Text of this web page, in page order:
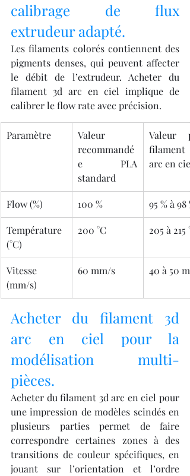
calibrage de flux
extrudeur adapté.
Les filaments colorés contiennent des
pigments denses, qui peuvent affecter
le débit de l’extrudeur. Acheter du
filament 3d arc en ciel implique de
calibrer le flow rate avec précision.
Paramètre
Valeur
recommandé
e PLA
standard
Valeur
filament
arc en ciel
Flow (%) 100 % 95 % à 98 %
Température
(°C)
200 °C 205 à 215
Vitesse
(mm/s)
60 mm/s 40 à 50
Acheter du filament 3d
arc en ciel pour la
modélisation multi-
pièces.
Acheter du filament 3d arc en ciel pour
une impression de modèles scindés en
plusieurs parties permet de faire
correspondre certaines zones à des
transitions de couleur spécifiques, en
jouant sur l’orientation et l’ordre